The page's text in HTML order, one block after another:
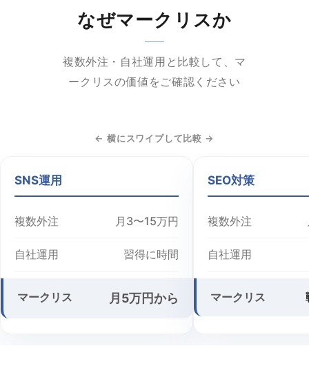
なぜマークリスか
複数外注・自社運用と比較して、マ
ークリスの価値をご確認ください
← 横にスワイプして比較 →
SNS運用
複数外注 月3〜15万円
自社運用 習得に時間
マークリス 月5万円から
SEO対策
複数外注
自社運用
マークリス